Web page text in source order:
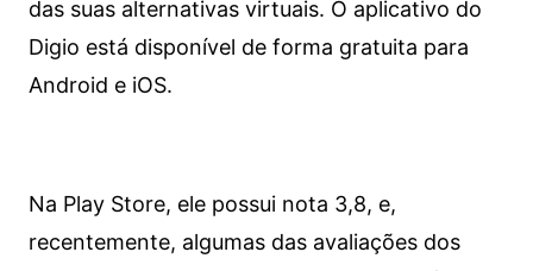
das suas alternativas virtuais. O aplicativo do
Digio está disponível de forma gratuita para
Android e iOS.
Na Play Store, ele possui nota 3,8, e,
recentemente, algumas das avaliações dos